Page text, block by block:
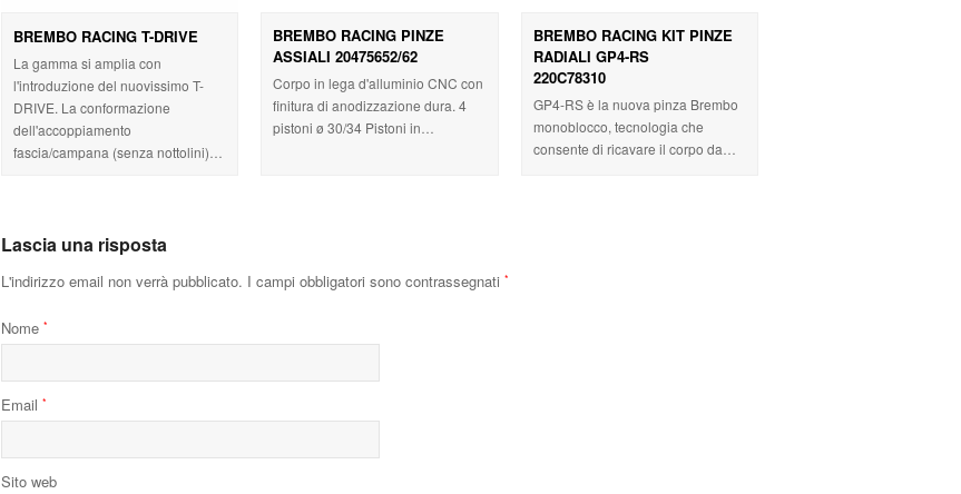
BREMBO RACING T-DRIVE
La gamma si amplia con
l'introduzione del nuovissimo T-
DRIVE. La conformazione
dell'accoppiamento
fascia/campana (senza nottolini)…
BREMBO RACING PINZE
ASSIALI 20475652/62
Corpo in lega d'alluminio CNC con
finitura di anodizzazione dura. 4
pistoni ø 30/34 Pistoni in…
BREMBO RACING KIT PINZE
RADIALI GP4-RS
220C78310
GP4-RS è la nuova pinza Brembo
monoblocco, tecnologia che
consente di ricavare il corpo da…
Lascia una risposta
L'indirizzo email non verrà pubblicato. I campi obbligatori sono contrassegnati *
Nome *
Email *
Sito web